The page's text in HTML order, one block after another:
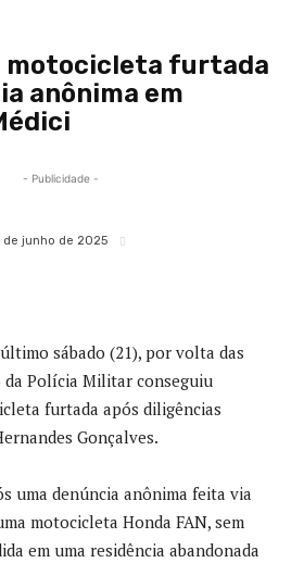
motocicleta furtada
anônima em
- Publicidade -
de junho de 2025
sábado (21), por volta das
da Polícia Militar conseguiu
furtada após diligências
Gonçalves.
uma denúncia anônima feita via
motocicleta Honda FAN, sem
em uma residência abandonada